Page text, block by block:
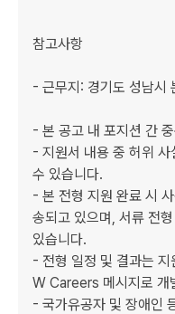
참고사항
﻿- 근무지: 경기도 성남시
- 본 공고 내 포지션 간
- 지원서 내용 중 허위 사
수 있습니다.
- 본 전형 지원 완료 시
송되고 있으며, 서류 전
있습니다.
- 전형 일정 및 결과는
W Careers 메시지로 개
- 국가유공자 및 장애인